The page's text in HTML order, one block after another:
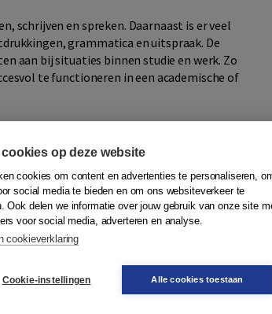
schrijven en spreken. Daarnaast is er veel
grammatica en uitspraak. De
aan bij situaties binnen studie en werk. Zo
te functioneren in een academische of
materiaal, waaronder audio- en
extra oefeningen voor woordenschat,
behouden, terwijl de inhoud volledig is
door actuele artikelen en ook de
zijn daarop aangepast. Daarnaast zijn
aandacht voor grammatica en zijn
en sluit naadloos aan op het boek.
op deze website
cookies om content en advertenties te personaliseren,
social media te bieden en om ons websiteverkeer te
Ook delen we informatie over jouw gebruik van onze site
voor social media, adverteren en analyse.
cookieverklaring
Cookie-instellingen Alle cookies toestaan